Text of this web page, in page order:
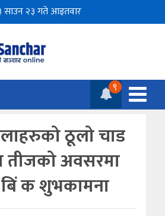
साउन २३ गते आइतवार
९
ठूलो चाड
तीजको अवसरमा
बिं क शुभकामना